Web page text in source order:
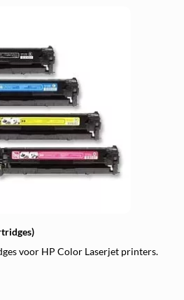
voor HP Color Laserjet printers.